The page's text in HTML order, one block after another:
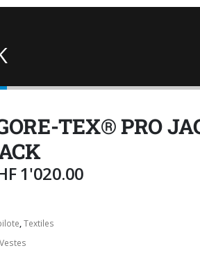
TEX® PRO
1'020.00
,Textiles
Vestes